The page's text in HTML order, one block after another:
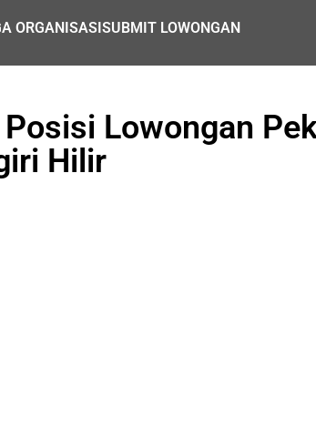
ORGANISASISUBMIT LOWONGAN
Lowongan
Hilir